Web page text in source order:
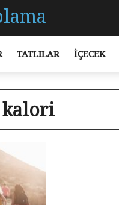
TATLILAR İÇECEK
kalori